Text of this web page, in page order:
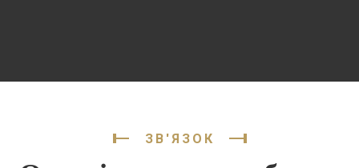
ЗВ'ЯЗОК